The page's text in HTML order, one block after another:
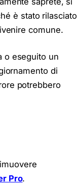
è stato rilasciato
comune.
o eseguito un
di
potrebbero
Pro.